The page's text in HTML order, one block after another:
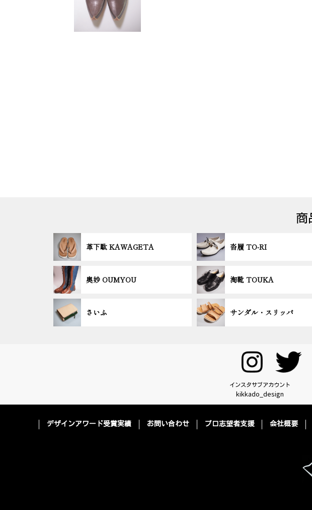
商
革下駄 KAWAGETA 沓履 TO-RI
奥妙 OUMYOU 淘靴 TOUKA
さいふ サンダル・スリッパ
インスタサブアカウント
kikkado_design
デザインアワード受賞実績 お問い合わせ プロ志望者支援 会社概要